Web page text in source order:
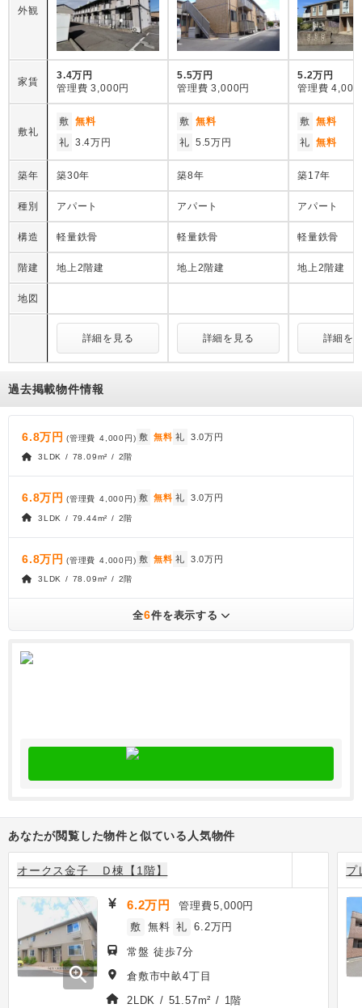
外観
家賃
3.4万円
管理費 3,000円
5.5万円
管理費 3,000円
5.2万円
管理費 4,000
敷礼
敷 無料
礼 3.4万円
敷 無料
礼 5.5万円
敷 無料
礼 無料
築年 築30年 築8年 築17年
種別 アパート アパート アパート
構造 軽量鉄骨 軽量鉄骨 軽量鉄骨
階建 地上2階建 地上2階建 地上2階建
地図
詳細を見る 詳細を見る 詳細を
過去掲載物件情報
6.8万円 (管理費 4,000円) 敷 無料 礼 3.0万円
3LDK / 78.09m² / 2階
6.8万円 (管理費 4,000円 ) 敷 無料 礼 3.0万円
3LDK / 79.44m² / 2階
6.8万円 (管理費 4,000円) 敷 無料 礼 3.0万円
3LDK / 78.09m² / 2階
全6件を表示する
あなたが閲覧した物件と似ている人気物件
オークス金子 Ｄ棟【1階】
zoom_in
6.2万円 管理費5,000円
敷 無料 礼 6.2万円
常盤 徒歩7分
倉敷市中畝4丁目
2LDK / 51.57m² / 1階
プ